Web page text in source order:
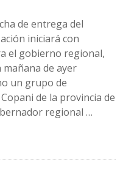
de entrega del
iniciará con
el gobierno regional,
mañana de ayer
un grupo de
de la provincia de
regional …